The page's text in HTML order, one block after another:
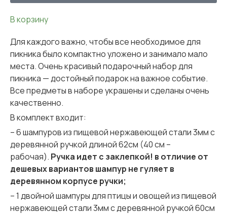
В корзину
Для каждого важно, чтобы все необходимое для
пикника было компактно уложено и занимало мало
места. Очень красивый подарочный набор для
пикника — достойный подарок на важное событие.
Все предметы в наборе украшены и сделаны очень
качественно.
В комплект входит:
– 6 шампуров из пищевой нержавеющей стали 3мм с
деревянной ручкой длиной 62см (40 см –
рабочая). Ручка идет с заклепкой! в отличие от
дешевых вариантов шампур не гуляет в
деревянном корпусе ручки;
– 1 двойной шампуры для птицы и овощей из пищевой
нержавеющей стали 3мм с деревянной ручкой 60см